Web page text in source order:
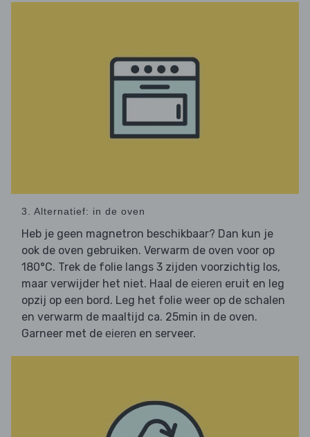
3. Alternatief: in de oven
Heb je geen magnetron beschikbaar? Dan kun je
ook de oven gebruiken. Verwarm de oven voor op
180°C. Trek de folie langs 3 zijden voorzichtig los,
maar verwijder het niet. Haal de eieren eruit en leg
opzij op een bord. Leg het folie weer op de schalen
en verwarm de maaltijd ca. 25min in de oven.
Garneer met de eieren en serveer.